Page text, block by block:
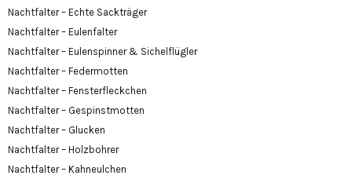
Nachtfalter – Echte Sackträger
Nachtfalter – Eulenfalter
Nachtfalter – Eulenspinner & Sichelflügler
Nachtfalter – Federmotten
Nachtfalter – Fensterfleckchen
Nachtfalter – Gespinstmotten
Nachtfalter – Glucken
Nachtfalter – Holzbohrer
Nachtfalter – Kahneulchen